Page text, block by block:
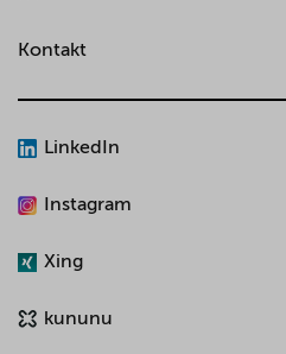
Kontakt
LinkedIn
Instagram
Xing
kununu